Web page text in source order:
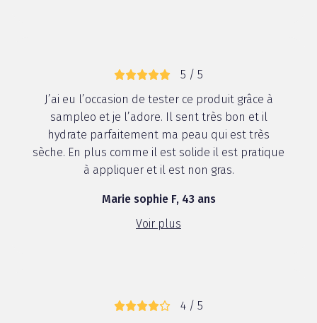
5 / 5
J’ai eu l’occasion de tester ce produit grâce à
sampleo et je l’adore. Il sent très bon et il
hydrate parfaitement ma peau qui est très
sèche. En plus comme il est solide il est pratique
à appliquer et il est non gras.
Marie sophie F, 43 ans
Voir plus
4 / 5